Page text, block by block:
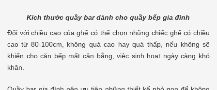
Kích thước quầy bar dành cho quầy bếp gia đình
Đối với chiều cao của ghế có thể chọn những chiếc ghế có chiều
cao từ 80-100cm, không quá cao hay quá thấp, nếu không sẽ
khiến cho căn bếp mất cân bằng, việc sinh hoạt ngày càng khó
khăn.